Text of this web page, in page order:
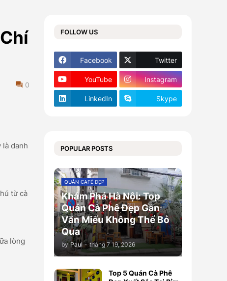
0
là danh
từ cà
lòng
FOLLOW US
Facebook Twitter
YouTube Instagram
LinkedIn Skype
POPULAR POSTS
QUÁN CAFÉ ĐẸP
Khám Phá Hà Nội: Top
Quán Cà Phê Đẹp Gần
Văn Miếu Không Thể Bỏ
Qua
by Paul - tháng 7 19, 2026
Top 5 Quán Cà Phê